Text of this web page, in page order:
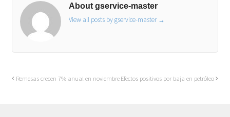
About gservice-master
View all posts by gservice-master →
Remesas crecen 7% anual en noviembre Efectos positivos por baja en petróleo